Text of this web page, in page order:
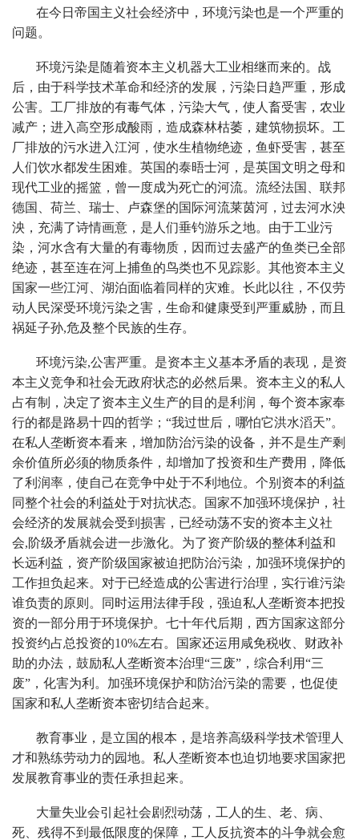
在今日帝国主义社会经济中，环境污染也是一个严重的
问题。
环境污染是随着资本主义机器大工业相继而来的。战
后，由于科学技术革命和经济的发展，污染日趋严重，形成
公害。工厂排放的有毒气体，污染大气，使人畜受害，农业
减产；进入高空形成酸雨，造成森林枯萎，建筑物损坏。工
厂排放的污水进入江河，使水生植物绝迹，鱼虾受害，甚至
人们饮水都发生困难。英国的泰晤士河，是英国文明之母和
现代工业的摇篮，曾一度成为死亡的河流。流经法国、联邦
德国、荷兰、瑞士、卢森堡的国际河流莱茵河，过去河水泱
泱，充满了诗情画意，是人们垂钓游乐之地。由于工业污
染，河水含有大量的有毒物质，因而过去盛产的鱼类已全部
绝迹，甚至连在河上捕鱼的鸟类也不见踪影。其他资本主义
国家一些江河、湖泊面临着同样的灾难。长此以往，不仅劳
动人民深受环境污染之害，生命和健康受到严重威胁，而且
祸延子孙,危及整个民族的生存。
环境污染,公害严重。是资本主义基本矛盾的表现，是资
本主义竞争和社会无政府状态的必然后果。资本主义的私人
占有制，决定了资本主义生产的目的是利润，每个资本家奉
行的都是路易十四的哲学；“我过世后，哪怕它洪水滔天”。
在私人垄断资本看来，增加防治污染的设备，并不是生产剩
余价值所必须的物质条件，却增加了投资和生产费用，降低
了利润率，使自己在竞争中处于不利地位。个别资本的利益
同整个社会的利益处于对抗状态。国家不加强环境保护，社
会经济的发展就会受到损害，已经动荡不安的资本主义社
会,阶级矛盾就会进一步激化。为了资产阶级的整体利益和
长远利益，资产阶级国家被迫把防治污染，加强环境保护的
工作担负起来。对于已经造成的公害进行治理，实行谁污染
谁负责的原则。同时运用法律手段，强迫私人垄断资本把投
资的一部分用于环境保护。七十年代后期，西方国家这部分
投资约占总投资的10%左右。国家还运用咸免税收、财政补
助的办法，鼓励私人垄断资本治理“三废”，综合利用“三
废”，化害为利。加强环境保护和防治污染的需要，也促使
国家和私人垄断资本密切结合起来。
教育事业，是立国的根本，是培养高级科学技术管理人
才和熟练劳动力的园地。私人垄断资本也迫切地要求国家把
发展教育事业的责任承担起来。
大量失业会引起社会剧烈动荡，工人的生、老、病、
死、残得不到最低限度的保障，工人反抗资本的斗争就会愈